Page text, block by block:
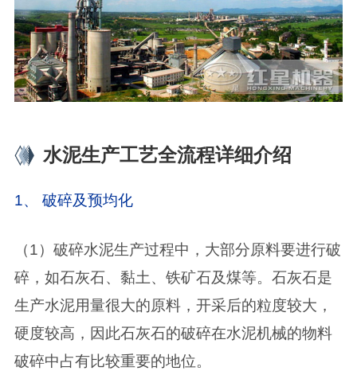
水泥生产工艺全流程详细介绍
1、 破碎及预均化
（1）破碎水泥生产过程中，大部分原料要进行破
碎，如石灰石、黏土、铁矿石及煤等。石灰石是
生产水泥用量很大的原料，开采后的粒度较大，
硬度较高，因此石灰石的破碎在水泥机械的物料
破碎中占有比较重要的地位。